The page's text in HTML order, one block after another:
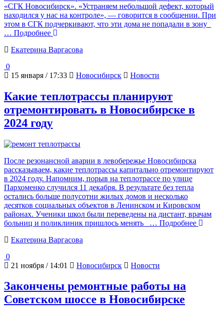
«СГК Новосибирск». «Устраняем небольшой дефект, который
находился у нас на контроле», — говорится в сообщении. При
этом в СГК подчеркивают, что эти дома не попадали в зону
… Подробнее
Екатерина Варгасова
0
15 января / 17:33
Новосибирск Новости
Какие теплотрассы планируют
отремонтировать в Новосибирске в
2024 году
После резонансной аварии в левобережье Новосибирска
рассказываем, какие теплотрассы капитально отремонтируют
в 2024 году. Напомним, порыв на теплотрассе по улице
Пархоменко случился 11 декабря. В результате без тепла
остались больше полусотни жилых домов и несколько
десятков социальных объектов в Ленинском и Кировском
районах. Ученики школ были переведены на дистант, врачам
больниц и поликлиник пришлось менять
… Подробнее
Екатерина Варгасова
0
21 ноября / 14:01
Новосибирск Новости
Закончены ремонтные работы на
Советском шоссе в Новосибирске